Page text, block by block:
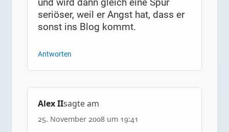
und wird dann gleich eine Spur
seriöser, weil er Angst hat, dass er
sonst ins Blog kommt.
Antworten
Alex IIsagte am
25. November 2008 um 19:41